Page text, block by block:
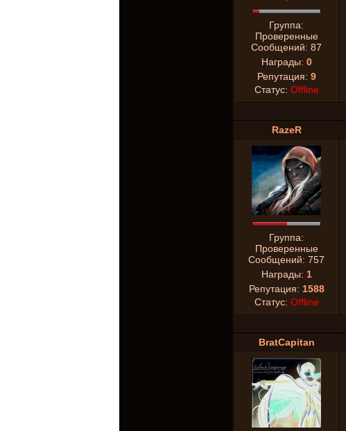
Группа:
Проверенные
Сообщений: 87
Награды: 0
Репутация: 9
Статус: Offline
RazeR
Группа:
Проверенные
Сообщений: 757
Награды: 1
Репутация: 1588
Статус: Offline
BratCapitan